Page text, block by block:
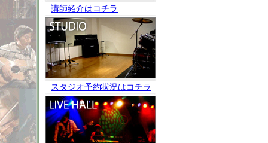
講師紹介はコチラ
スタジオ予約状況はコチラ